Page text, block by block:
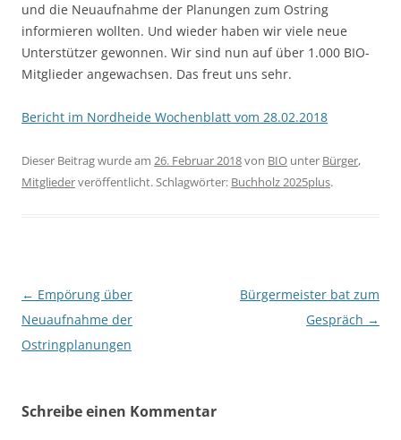
und die Neuaufnahme der Planungen zum Ostring
informieren wollten. Und wieder haben wir viele neue
Unterstützer gewonnen. Wir sind nun auf über 1.000 BIO-
Mitglieder angewachsen. Das freut uns sehr.
Bericht im Nordheide Wochenblatt vom 28.02.2018
Dieser Beitrag wurde am 26. Februar 2018von BIO unter Bürger,
Mitgliederveröffentlicht. Schlagwörter: Buchholz 2025plus.
Beitragsnavigation
← Empörung über
Neuaufnahme der
Ostringplanungen
Bürgermeister bat zum
Gespräch →
Schreibe einen Kommentar